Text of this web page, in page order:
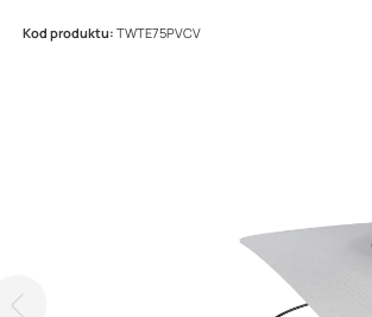
Kod produktu: TWTE75PVCV